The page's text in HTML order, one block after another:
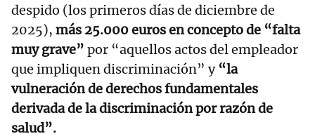
despido (los primeros días de diciembre de
2025), más 25.000 euros en concepto de “falta
muy grave” por “aquellos actos del empleador
que impliquen discriminación” y “la
vulneración de derechos fundamentales
derivada de la discriminación por razón de
salud”.